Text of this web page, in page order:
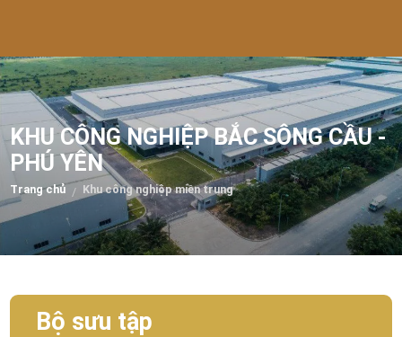
KHU CÔNG NGHIỆP BẮC SÔNG CẦU -
PHÚ YÊN
Trang chủ / Khu công nghiệp miền trung
Bộ sưu tập